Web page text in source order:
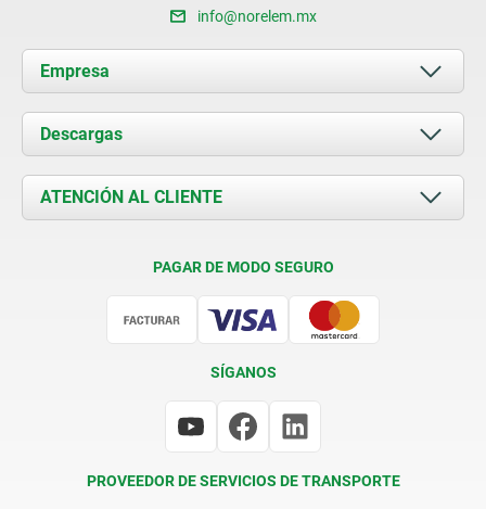
info@norelem.mx
Empresa
Acerca de nosotros
Novedades
Contacto
Descargas
Documents
ATENCIÓN AL CLIENTE
PAGAR DE MODO SEGURO
SÍGANOS
PROVEEDOR DE SERVICIOS DE TRANSPORTE